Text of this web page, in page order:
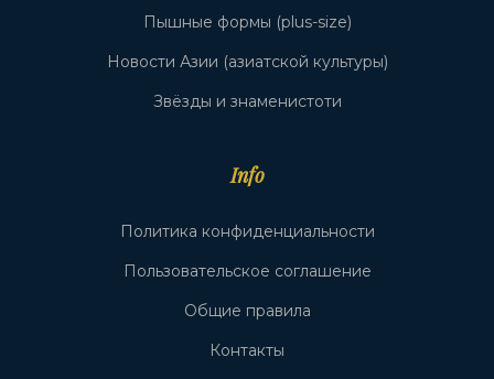
Пышные формы (plus-size)
Новости Азии (азиатской культуры)
Звёзды и знаменистоти
Info
Политика конфиденциальности
Пользовательское соглашение
Общие правила
Контакты